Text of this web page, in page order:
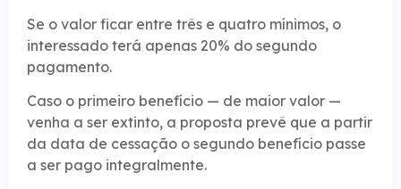
Se o valor ficar entre três e quatro mínimos, o
interessado terá apenas 20% do segundo
pagamento.
Caso o primeiro benefício — de maior valor —
venha a ser extinto, a proposta prevê que a partir
da data de cessação o segundo benefício passe
a ser pago integralmente.